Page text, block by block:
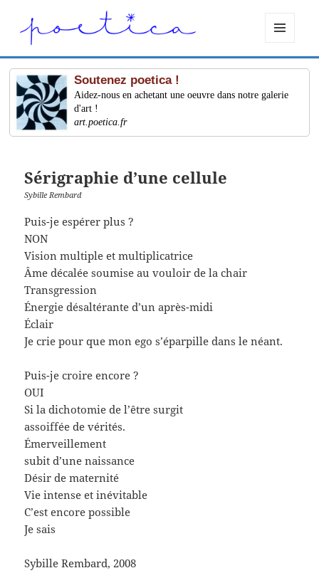
ET
WIDGETS
Soutenez poetica !
Aidez-nous en achetant une oeuvre dans notre galerie
d'art !
art.poetica.fr
Sérigraphie d’une cellule
Sybille Rembard
Puis-je espérer plus ?
NON
Vision multiple et multiplicatrice
Âme décalée soumise au vouloir de la chair
Transgression
Énergie désaltérante d’un après-midi
Éclair
Je crie pour que mon ego s’éparpille dans le néant.
Puis-je croire encore ?
OUI
Si la dichotomie de l’être surgit
assoiffée de vérités.
Émerveillement
subit d’une naissance
Désir de maternité
Vie intense et inévitable
C’est encore possible
Je sais
Sybille Rembard, 2008